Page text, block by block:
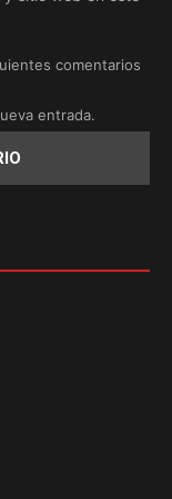
comentarios
entrada.